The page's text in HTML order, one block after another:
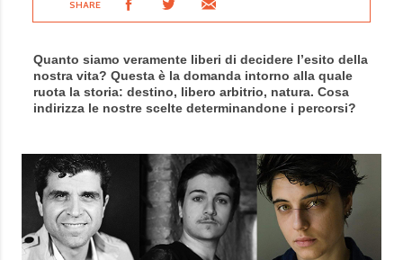
SHARE
Quanto siamo veramente liberi di decidere l’esito della
nostra vita? Questa è la domanda intorno alla quale
ruota la storia: destino, libero arbitrio, natura. Cosa
indirizza le nostre scelte determinandone i percorsi?